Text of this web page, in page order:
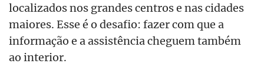
localizados nos grandes centros e nas cidades
maiores. Esse é o desafio: fazer com que a
informação e a assistência cheguem também
ao interior.